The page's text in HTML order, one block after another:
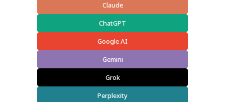
Claude
ChatGPT
Google AI
Gemini
Grok
Perplexity